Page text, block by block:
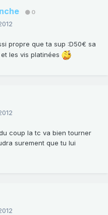
0
propre que ta sup :D50€ sa
les vis platinées
coup la tc va bien tourner
surement que tu lui